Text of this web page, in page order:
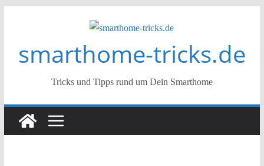
smarthome-tricks.de
Tricks und Tipps rund um Dein Smarthome